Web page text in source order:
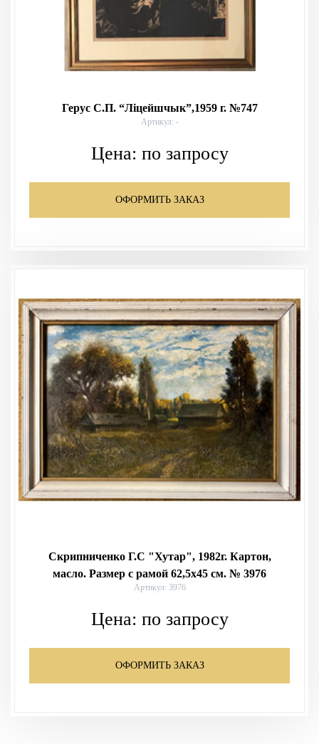
Герус С.П. “Лiцейшчык”,1959 г. №747
Артикул: -
Цена: по запросу
ОФОРМИТЬ ЗАКАЗ
Скрипниченко Г.С "Хутар", 1982г. Картон,
масло. Размер с рамой 62,5х45 см. № 3976
Артикул: 3976
Цена: по запросу
ОФОРМИТЬ ЗАКАЗ